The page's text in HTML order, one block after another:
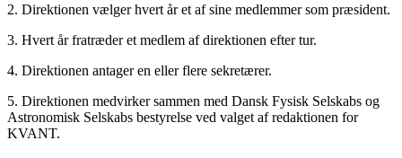
2. Direktionen vælger hvert år et af sine medlemmer som præsident.
3. Hvert år fratræder et medlem af direktionen efter tur.
4. Direktionen antager en eller flere sekretærer.
5. Direktionen medvirker sammen med Dansk Fysisk Selskabs og
Astronomisk Selskabs bestyrelse ved valget af redaktionen for
KVANT.